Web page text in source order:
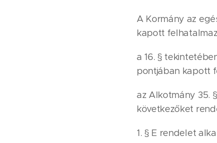
A Kormány az
kapott
a 16. §
pontjában kapott
az Alkotmány 35.
következőket
1. § E rendelet